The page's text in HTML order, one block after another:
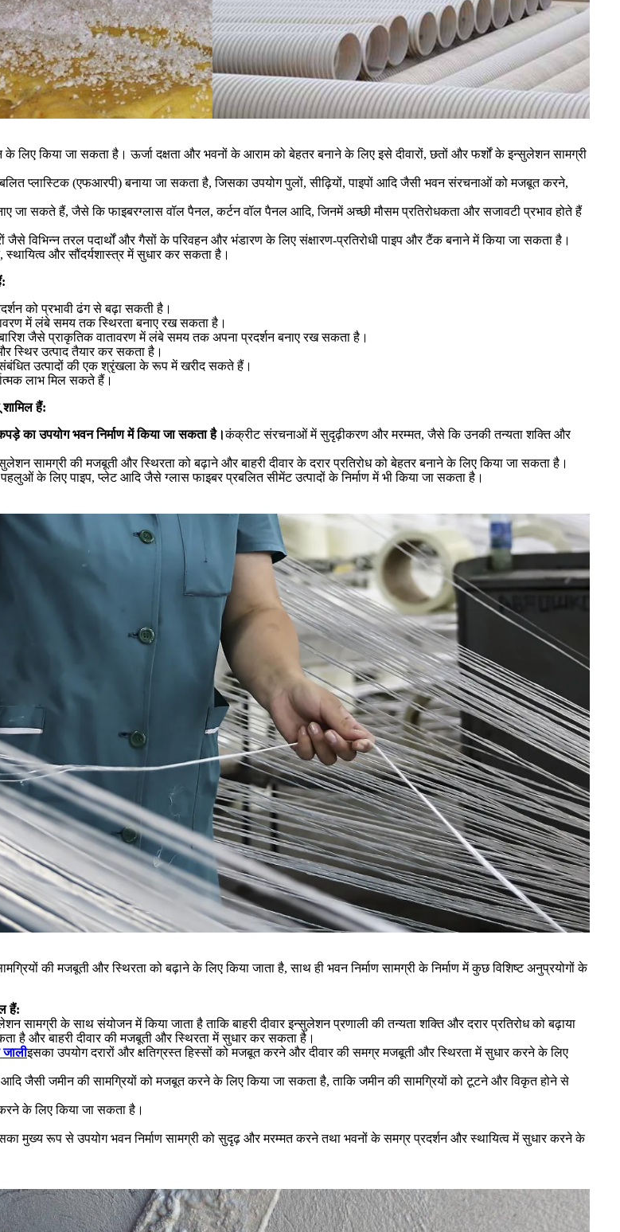
लिए किया जा सकता है। ऊर्जा दक्षता और भवनों के आराम को बेहतर बनाने के लिए इसे दीवारों, छतों और फर्शों के इन्सुलेशन सामग्री
प्लास्टिक (एफआरपी) बनाया जा सकता है, जिसका उपयोग पुलों, सीढ़ियों, पाइपों आदि जैसी भवन संरचनाओं को मजबूत करने,
जा सकते हैं, जैसे कि फाइबरग्लास वॉल पैनल, कर्टन वॉल पैनल आदि, जिनमें अच्छी मौसम प्रतिरोधकता और सजावटी प्रभाव होते हैं
विभिन्न तरल पदार्थों और गैसों के परिवहन और भंडारण के लिए संक्षारण-प्रतिरोधी पाइप और टैंक बनाने में किया जा सकता है।
स्थायित्व और सौंदर्यशास्त्र में सुधार कर सकता है।
को प्रभावी ढंग से बढ़ा सकती है।
में लंबे समय तक स्थिरता बनाए रख सकता है।
जैसे प्राकृतिक वातावरण में लंबे समय तक अपना प्रदर्शन बनाए रख सकता है।
उत्पाद तैयार कर सकता है।
संबंधित उत्पादों की एक श्रृंखला के रूप में खरीद सकते हैं।
लाभ मिल सकते हैं।
हैं:
का उपयोग भवन निर्माण में किया जा सकता है।कंक्रीट संरचनाओं में सुदृढ़ीकरण और मरम्मत, जैसे कि उनकी तन्यता शक्ति और
सामग्री की मजबूती और स्थिरता को बढ़ाने और बाहरी दीवार के दरार प्रतिरोध को बेहतर बनाने के लिए किया जा सकता है।
के लिए पाइप, प्लेट आदि जैसे ग्लास फाइबर प्रबलित सीमेंट उत्पादों के निर्माण में भी किया जा सकता है।
की मजबूती और स्थिरता को बढ़ाने के लिए किया जाता है, साथ ही भवन निर्माण सामग्री के निर्माण में कुछ विशिष्ट अनुप्रयोगों के
हैं:
सामग्री के साथ संयोजन में किया जाता है ताकि बाहरी दीवार इन्सुलेशन प्रणाली की तन्यता शक्ति और दरार प्रतिरोध को बढ़ाया
है और बाहरी दीवार की मजबूती और स्थिरता में सुधार कर सकता है।
जालीइसका उपयोग दरारों और क्षतिग्रस्त हिस्सों को मजबूत करने और दीवार की समग्र मजबूती और स्थिरता में सुधार करने के लिए
आदि जैसी जमीन की सामग्रियों को मजबूत करने के लिए किया जा सकता है, ताकि जमीन की सामग्रियों को टूटने और विकृत होने से
के लिए किया जा सकता है।
मुख्य रूप से उपयोग भवन निर्माण सामग्री को सुदृढ़ और मरम्मत करने तथा भवनों के समग्र प्रदर्शन और स्थायित्व में सुधार करने के